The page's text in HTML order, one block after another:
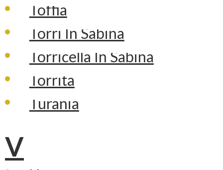
Toffia
Torri In Sabina
Torricella In Sabina
Torrita
Turania
V